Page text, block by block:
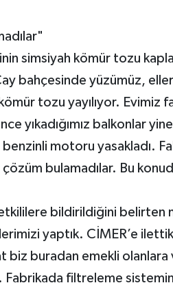
simsiyah kömür tozu
bahçesinde yüzümüz,
kömür tozu yayılıyor. Evimiz
yıkadığımız balkonlar
motoru yasakladı.
çözüm bulamadılar. Bu
bildirildiğini belirten
yaptık. CİMER’e
biz buradan emekli
filtreleme